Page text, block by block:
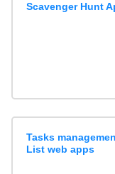
Scavenger Hunt
Tasks
List web apps